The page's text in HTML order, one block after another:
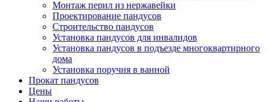
Монтаж перил из нержавейки
Проектирование пандусов
Строительство пандусов
Установка пандусов для инвалидов
Установка пандусов в подъезде многоквартирного
дома
Установка поручня в ванной
Прокат пандусов
Цены